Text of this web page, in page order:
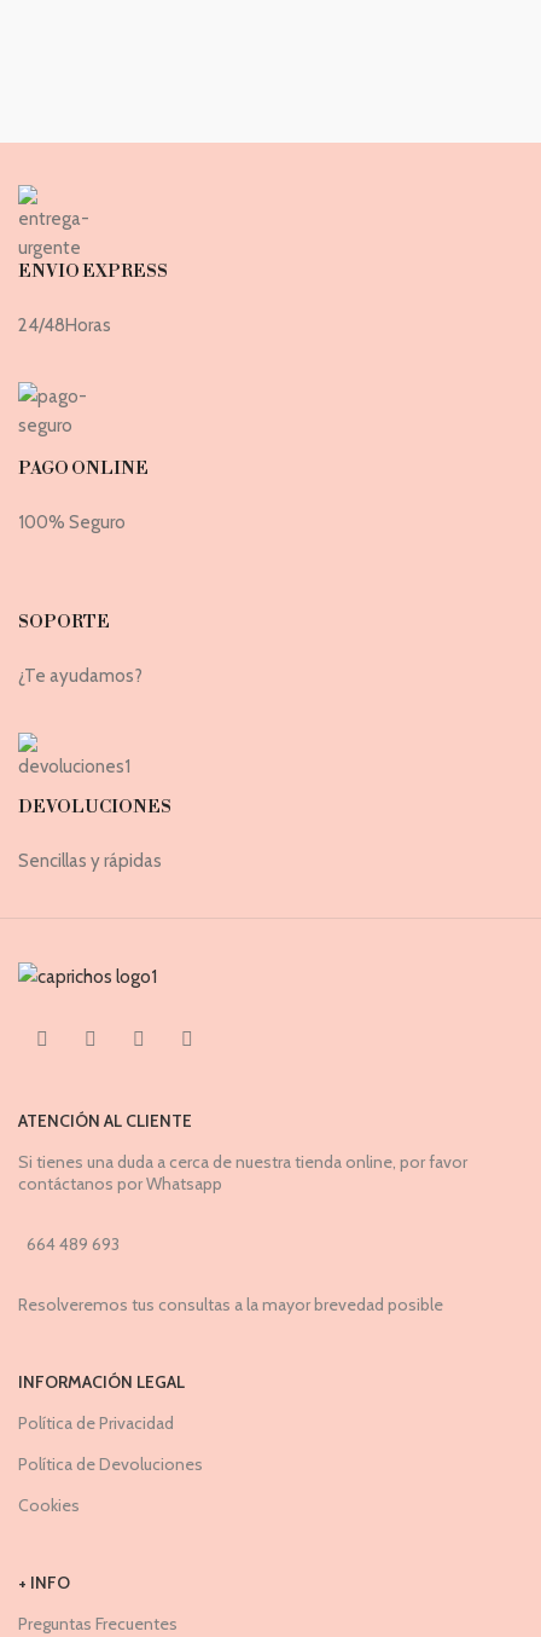
ENVIO EXPRESS
24/48Horas
PAGO ONLINE
100% Seguro
SOPORTE
¿Te ayudamos?
DEVOLUCIONES
Sencillas y rápidas
ATENCIÓN AL CLIENTE
Si tienes una duda a cerca de nuestra tienda online, por favor
contáctanos por Whatsapp
664 489 693
Resolveremos tus consultas a la mayor brevedad posible
INFORMACIÓN LEGAL
Política de Privacidad
Política de Devoluciones
Cookies
+ INFO
Preguntas Frecuentes